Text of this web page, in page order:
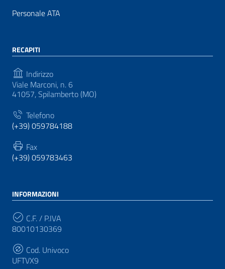
Personale ATA
RECAPITI
Indirizzo
Viale Marconi, n. 6
41057, Spilamberto (MO)
Telefono
(+39) 059784188
Fax
(+39) 059783463
INFORMAZIONI
C.F. / P.IVA
80010130369
Cod. Univoco
UFTVX9